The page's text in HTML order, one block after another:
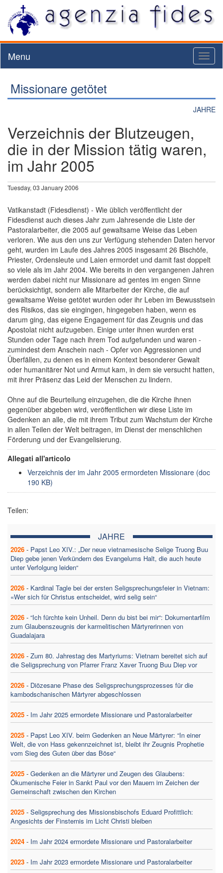
Menu
Missionare getötet
JAHRE
Verzeichnis der Blutzeugen,
die in der Mission tätig waren,
im Jahr 2005
Tuesday, 03 January 2006
Vatikanstadt (Fidesdienst) - Wie üblich veröffentlicht der
Fidesdienst auch dieses Jahr zum Jahresende die Liste der
Pastoralarbeiter, die 2005 auf gewaltsame Weise das Leben
verloren. Wie aus den uns zur Verfügung stehenden Daten hervor
geht, wurden im Laufe des Jahres 2005 insgesamt 26 Bischöfe,
Priester, Ordensleute und Laien ermordet und damit fast doppelt
so viele als im Jahr 2004. Wie bereits in den vergangenen Jahren
werden dabei nicht nur Missionare ad gentes im engen Sinne
berücksichtigt, sondern alle Mitarbeiter der Kirche, die auf
gewaltsame Weise getötet wurden oder ihr Leben im Bewusstsein
des Risikos, das sie eingingen, hingegeben haben, wenn es
darum ging, das eigene Engagement für das Zeugnis und das
Apostolat nicht aufzugeben. Einige unter ihnen wurden erst
Stunden oder Tage nach ihrem Tod aufgefunden und waren -
zumindest dem Anschein nach - Opfer von Aggressionen und
Überfällen, zu denen es in einem Kontext besonderer Gewalt
oder humanitärer Not und Armut kam, in dem sie versucht hatten,
mit ihrer Präsenz das Leid der Menschen zu lindern.
Ohne auf die Beurteilung einzugehen, die die Kirche ihnen
gegenüber abgeben wird, veröffentlichen wir diese Liste im
Gedenken an alle, die mit ihrem Tribut zum Wachstum der Kirche
in allen Teilen der Welt beitragen, im Dienst der menschlichen
Förderung und der Evangelisierung.
Allegati all'articolo
Verzeichnis der im Jahr 2005 ermordeten Missionare (doc
190 KB)
Teilen:
JAHRE
2026 - Papst Leo XIV.: „Der neue vietnamesische Selige Truong Buu
Diep gebe jenen Verkündern des Evangelums Halt, die auch heute
unter Verfolgung leiden“
2026 - Kardinal Tagle bei der ersten Seligsprechungsfeier in Vietnam:
«Wer sich für Christus entscheidet, wird selig sein“
2026 - “Ich fürchte kein Unheil. Denn du bist bei mir“: Dokumentarfilm
zum Glaubenszeugnis der karmelitischen Märtyrerinnen von
Guadalajara
2026 - Zum 80. Jahrestag des Martyriums: Vietnam bereitet sich auf
die Seligsprechung von Pfarrer Franz Xaver Truong Buu Diep vor
2026 - Diözesane Phase des Seligsprechungsprozesses für die
kambodschanischen Märtyrer abgeschlossen
2025 - Im Jahr 2025 ermordete Missionare und Pastoralarbeiter
2025 - Papst Leo XIV. beim Gedenken an Neue Märtyrer: “In einer
Welt, die von Hass gekennzeichnet ist, bleibt ihr Zeugnis Prophetie
vom Sieg des Guten über das Böse“
2025 - Gedenken an die Märtyrer und Zeugen des Glaubens:
Ökumenische Feier in Sankt Paul vor den Mauern im Zeichen der
Gemeinschaft zwischen den Kirchen
2025 - Seligsprechung des Missionsbischofs Eduard Profittlich:
Angesichts der Finsternis im Licht Christi bleiben
2024 - Im Jahr 2024 ermordete Missionare und Pastoralarbeiter
2023 - Im Jahr 2023 ermordete Missionare und Pastoralarbeiter